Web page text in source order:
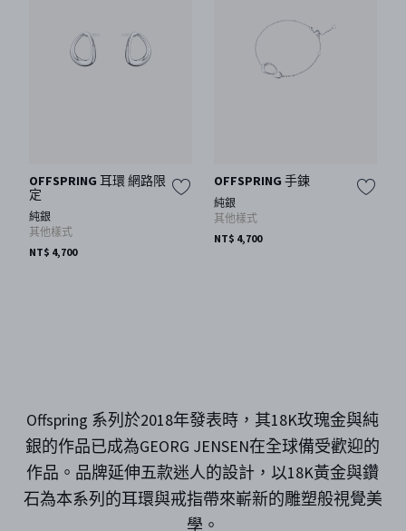
OFFSPRING 耳環 網路限
定
純銀
其他樣式
NT$ 4,700
OFFSPRING 手鍊
純銀
其他樣式
NT$ 4,700
Offspring 系列於2018年發表時，其18K玫瑰金與純
銀的作品已成為GEORG JENSEN在全球備受歡迎的
作品。品牌延伸五款迷人的設計，以18K黃金與鑽
石為本系列的耳環與戒指帶來嶄新的雕塑般視覺美
學。